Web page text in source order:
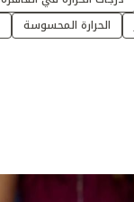
الحرارة المحسوسة